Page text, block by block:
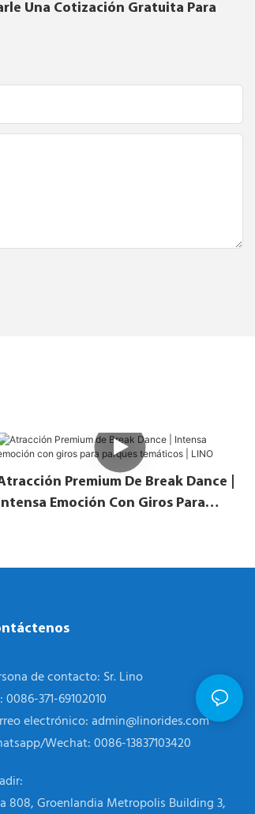
Una Cotización Gratuita Para
Premium De Break Dance |
Emoción Con Giros Para
de contacto: Sr. Lino
0086-371-69102010
electrónico:admin@linorides.com
Wechat: 0086-13837103420
808, Groenlandia Metropolis Building 3,